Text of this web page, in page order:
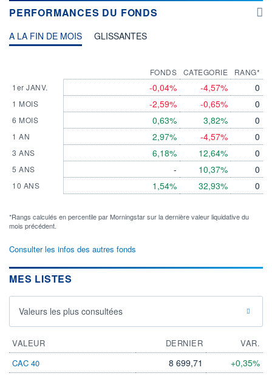
PERFORMANCES DU FONDS
A LA FIN DE MOIS GLISSANTES
1er JANV.
1 MOIS
6 MOIS
1 AN
3 ANS
5 ANS
10 ANS
FONDS
-0,04%
-2,59%
0,63%
2,97%
6,18%
-
1,54%
CATEGORIE
-4,57%
-0,65%
3,82%
-4,57%
12,64%
10,37%
32,93%
RANG*
0
0
0
0
0
0
0
*Rangs calculés en percentile par Morningstar sur la dernière valeur liquidative du
mois précédent.
Consulter les infos des autres fonds
MES LISTES
Valeurs les plus consultées
VALEUR DERNIER
VAR.
CAC 40
8 699,71 +0,35%